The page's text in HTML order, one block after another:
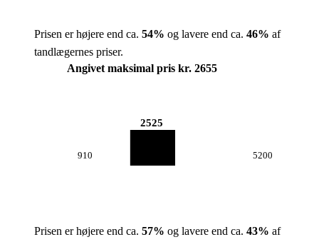
Prisen er højere end ca. 54% og lavere end ca. 46% af
tandlægernes priser.
Angivet maksimal pris kr. 2655
910
2525
5200
Prisen er højere end ca. 57% og lavere end ca. 43% af